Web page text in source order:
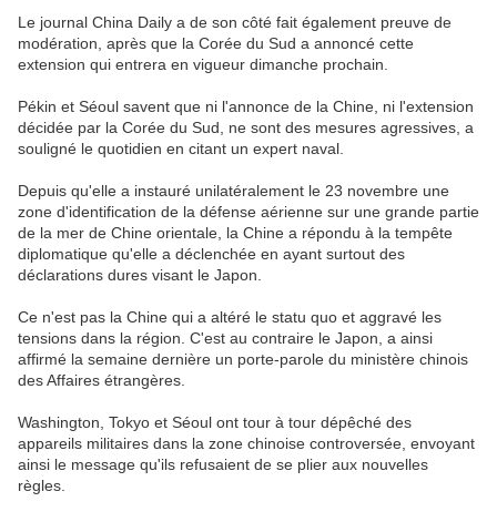
Le journal China Daily a de son côté fait également preuve de
modération, après que la Corée du Sud a annoncé cette
extension qui entrera en vigueur dimanche prochain.
Pékin et Séoul savent que ni l'annonce de la Chine, ni l'extension
décidée par la Corée du Sud, ne sont des mesures agressives, a
souligné le quotidien en citant un expert naval.
Depuis qu'elle a instauré unilatéralement le 23 novembre une
zone d'identification de la défense aérienne sur une grande partie
de la mer de Chine orientale, la Chine a répondu à la tempête
diplomatique qu'elle a déclenchée en ayant surtout des
déclarations dures visant le Japon.
Ce n'est pas la Chine qui a altéré le statu quo et aggravé les
tensions dans la région. C'est au contraire le Japon, a ainsi
affirmé la semaine dernière un porte-parole du ministère chinois
des Affaires étrangères.
Washington, Tokyo et Séoul ont tour à tour dépêché des
appareils militaires dans la zone chinoise controversée, envoyant
ainsi le message qu'ils refusaient de se plier aux nouvelles
règles.